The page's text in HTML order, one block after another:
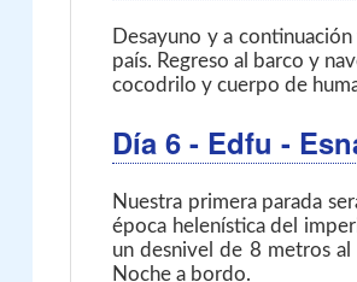
Desayuno y a
país. Regreso al barco y
cocodrilo y cuerpo de
Día 6 - Edfu -
Nuestra primera parada
época helenística del
un desnivel de 8 metros
Noche a bordo.